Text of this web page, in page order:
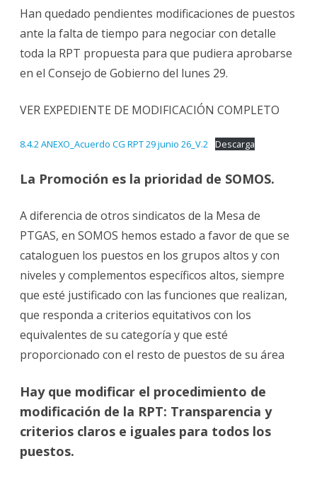
Han quedado pendientes modificaciones de puestos
ante la falta de tiempo para negociar con detalle
toda la RPT propuesta para que pudiera aprobarse
en el Consejo de Gobierno del lunes 29.
VER EXPEDIENTE DE MODIFICACIÓN COMPLETO
8.4.2 ANEXO_Acuerdo CG RPT 29 junio 26_V.2 Descarga
La Promoción es la prioridad de SOMOS.
A diferencia de otros sindicatos de la Mesa de
PTGAS, en SOMOS hemos estado a favor de que se
cataloguen los puestos en los grupos altos y con
niveles y complementos específicos altos, siempre
que esté justificado con las funciones que realizan,
que responda a criterios equitativos con los
equivalentes de su categoría y que esté
proporcionado con el resto de puestos de su área
Hay que modificar el procedimiento de
modificación de la RPT: Transparencia y
criterios claros e iguales para todos los
puestos.